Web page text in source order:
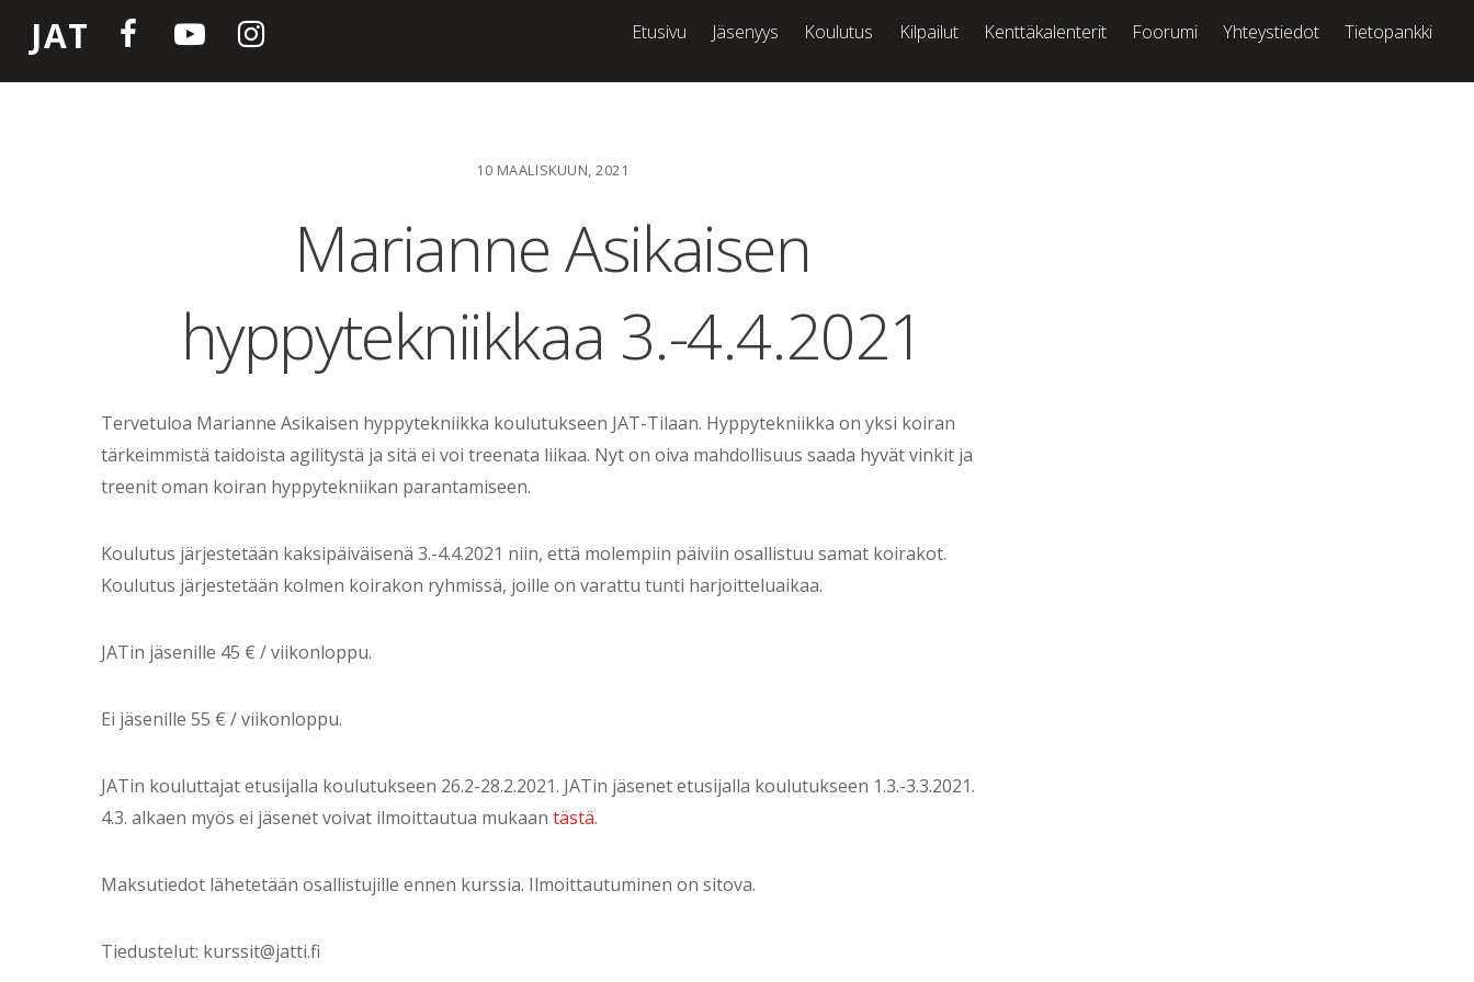
JAT Etusivu Jäsenyys Koulutus Kilpailut Kenttäkalenterit Foorumi Yhteystiedot Tietopankki
10 MAALISKUUN, 2021
Marianne Asikaisen
hyppytekniikkaa 3.-4.4.2021
Tervetuloa Marianne Asikaisen hyppytekniikka koulutukseen JAT-Tilaan. Hyppytekniikka on yksi koiran
tärkeimmistä taidoista agilitystä ja sitä ei voi treenata liikaa. Nyt on oiva mahdollisuus saada hyvät vinkit ja
treenit oman koiran hyppytekniikan parantamiseen.
Koulutus järjestetään kaksipäiväisenä 3.-4.4.2021 niin, että molempiin päiviin osallistuu samat koirakot.
Koulutus järjestetään kolmen koirakon ryhmissä, joille on varattu tunti harjoitteluaikaa.
JATin jäsenille 45 € / viikonloppu.
Ei jäsenille 55 € / viikonloppu.
JATin kouluttajat etusijalla koulutukseen 26.2-28.2.2021. JATin jäsenet etusijalla koulutukseen 1.3.-3.3.2021.
4.3. alkaen myös ei jäsenet voivat ilmoittautua mukaan tästä.
Maksutiedot lähetetään osallistujille ennen kurssia. Ilmoittautuminen on sitova.
Tiedustelut: kurssit@jatti.fi